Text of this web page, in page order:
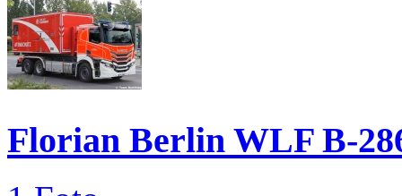
Florian Berlin WLF B-